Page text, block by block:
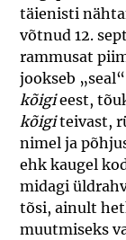
täienisti
võtnud 12.
rammusat
jookseb
kõigieest,
kõigiteivast,
nimel ja
ehk kaugel
midagi
tõsi, ainult
muutmiseks